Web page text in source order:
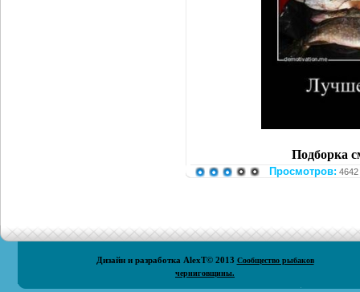
Подборка
Просмотров:
Дизайн и разработка AlexT© 2013 Сообщество рыбаков
черниговщины.